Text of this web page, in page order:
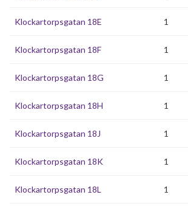
Klockartorpsgatan 18E 1
Klockartorpsgatan 18F 1
Klockartorpsgatan 18G 1
Klockartorpsgatan 18H 1
Klockartorpsgatan 18J 1
Klockartorpsgatan 18K 1
Klockartorpsgatan 18L 1